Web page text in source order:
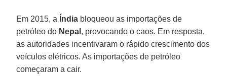
Em 2015, a Índia bloqueou as importações de
petróleo do Nepal , provocando o caos. Em resposta,
as autoridades incentivaram o rápido crescimento dos
veículos elétricos. As importações de petróleo
começaram a cair.